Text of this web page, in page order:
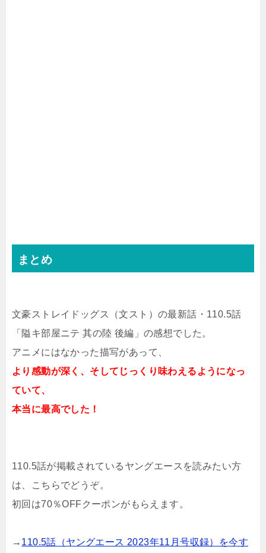
まとめ
文豪ストレイドッグス（文スト）の最新話・110.5話
「隘キ部屋ニテ 其の陸 後編」の感想でした。
アニメにはなかった描写があって、
より感動が深く、そしてじっくり味わえるようになっ
ていて、
本当に最高でした！
110.5話が掲載されているヤングエースを読みたい方
は、こちらでどうぞ。
初回は70％OFFクーポンがもらえます。
→ 110.5話（ヤングエース 2023年11月号収録）を今す